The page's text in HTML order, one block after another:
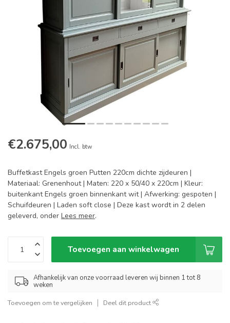
€2.675,00 Incl. btw
Buffetkast Engels groen Putten 220cm dichte zijdeuren |
Materiaal: Grenenhout | Maten: 220 x 50/40 x 220cm | Kleur:
buitenkant Engels groen binnenkant wit | Afwerking: gespoten |
Schuifdeuren | Laden soft close | Deze kast wordt in 2 delen
geleverd, onder Lees meer.
Toevoegen aan winkelwagen
Afhankelijk van onze voorraad leveren wij binnen 1 tot 8
weken
Toevoegen om te vergelijken Deel dit product